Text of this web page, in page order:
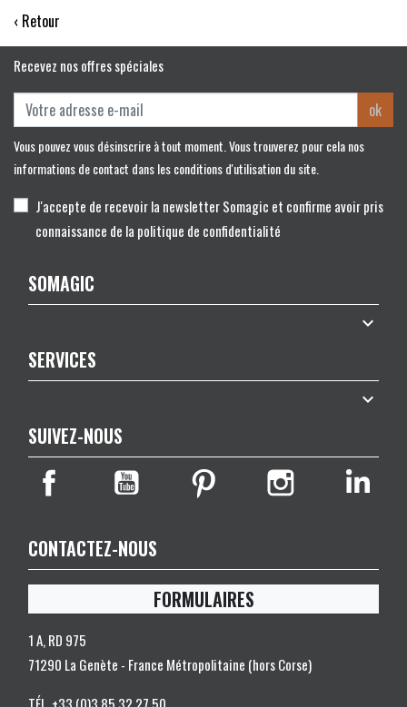
‹ Retour
Recevez nos offres spéciales
ok
Vous pouvez vous désinscrire à tout moment. Vous trouverez pour cela nos
informations de contact dans les conditions d'utilisation du site.
J'accepte de recevoir la newsletter Somagic et confirme avoir pris
connaissance de la politique de confidentialité
SOMAGIC

SERVICES

SUIVEZ-NOUS
CONTACTEZ-NOUS
FORMULAIRES
1 A, RD 975
71290 La Genète - France Métropolitaine (hors Corse)